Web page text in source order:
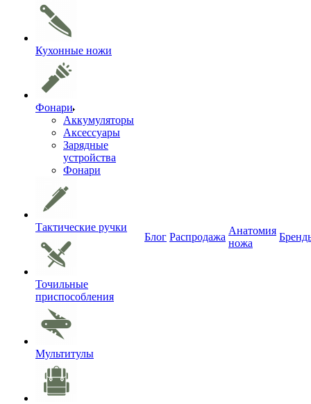
Кухонные ножи
Фонари
Аккумуляторы
Аксессуары
Зарядные
устройства
Фонари
Тактические ручки
Точильные
приспособления
Мультитулы
Блог Распродажа
Анатомия
ножа